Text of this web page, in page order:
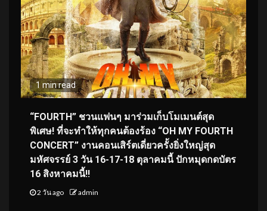
1 min read
“FOURTH” ชวนแฟนๆ มาร่วมเก็บโมเมนต์สุด
พิเศษ! ที่จะทำให้ทุกคนต้องร้อง “OH MY FOURTH
CONCERT” งานคอนเสิร์ตเดี่ยวครั้งยิ่งใหญ่สุด
มหัศจรรย์ 3 วัน 16-17-18 ตุลาคมนี้ ปักหมุดกดบัตร
16 สิงหาคมนี้!!
2 วัน ago admin